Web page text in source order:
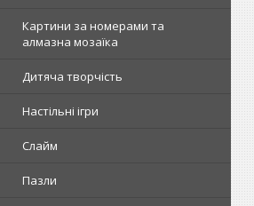
Картини за номерами та
алмазна мозаїка
Дитяча творчість
Настільні ігри
Слайм
Пазли